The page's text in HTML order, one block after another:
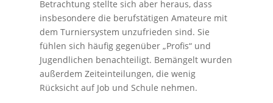
Betrachtung stellte sich aber heraus, dass
insbesondere die berufstätigen Amateure mit
dem Turniersystem unzufrieden sind. Sie
fühlen sich häufig gegenüber „Profis“ und
Jugendlichen benachteiligt. Bemängelt wurden
außerdem Zeiteinteilungen, die wenig
Rücksicht auf Job und Schule nehmen.